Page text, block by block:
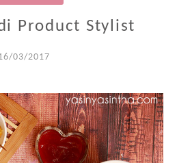
Product Stylist
03/2017